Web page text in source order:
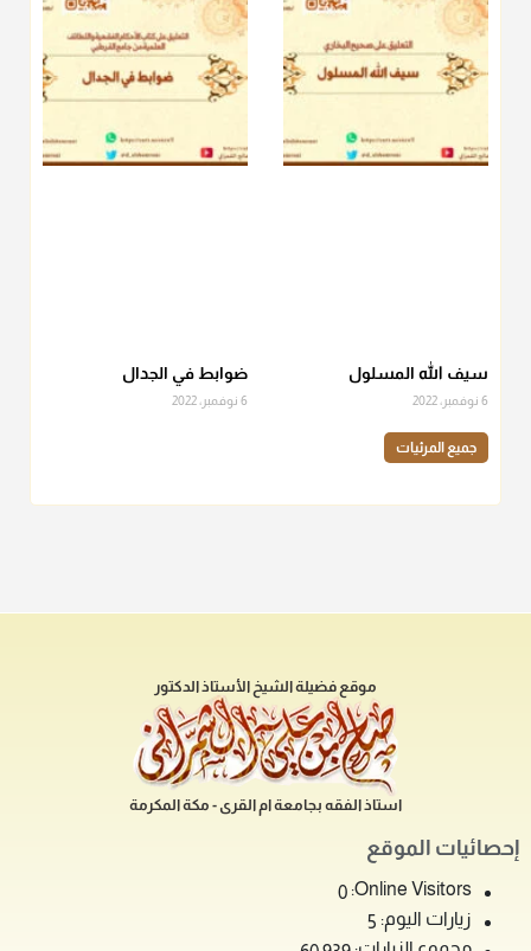
دفعزكاة الفطرللمسكين القريب صدقة وصلة وهو أفضل من
دفعها للبعيد ولا تغرك مظاهر ووظائف بعض الأقارب فإن
منذ 3 شهر
سيف الله المسلول
6 نوفمبر، 2022
ضوابط في الجدال
6 نوفمبر، 2022
جميع المرئيات
موقع فضيلة الشيخ الأستاذ الدكتور
استاذ الفقه بجامعة ام القرى - مكة المكرمة
إحصائيات الموقع
Online Visitors:
0
زيارات اليوم: 5